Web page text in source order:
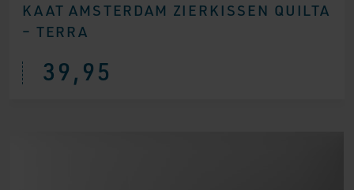
KAAT AMSTERDAM ZIERKISSEN QUILTA
– TERRA
39,95